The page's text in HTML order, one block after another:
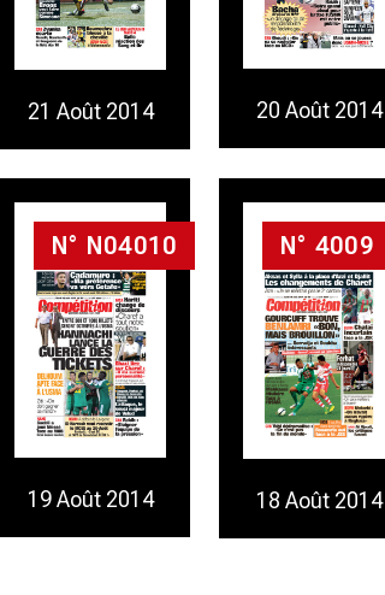
21 Août 2014 20 Août 2014
N° N04010
19 Août 2014
N° 4009
18 Août 2014